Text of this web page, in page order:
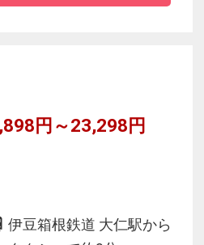
円～23,298円
伊豆箱根鉄道 大仁駅から